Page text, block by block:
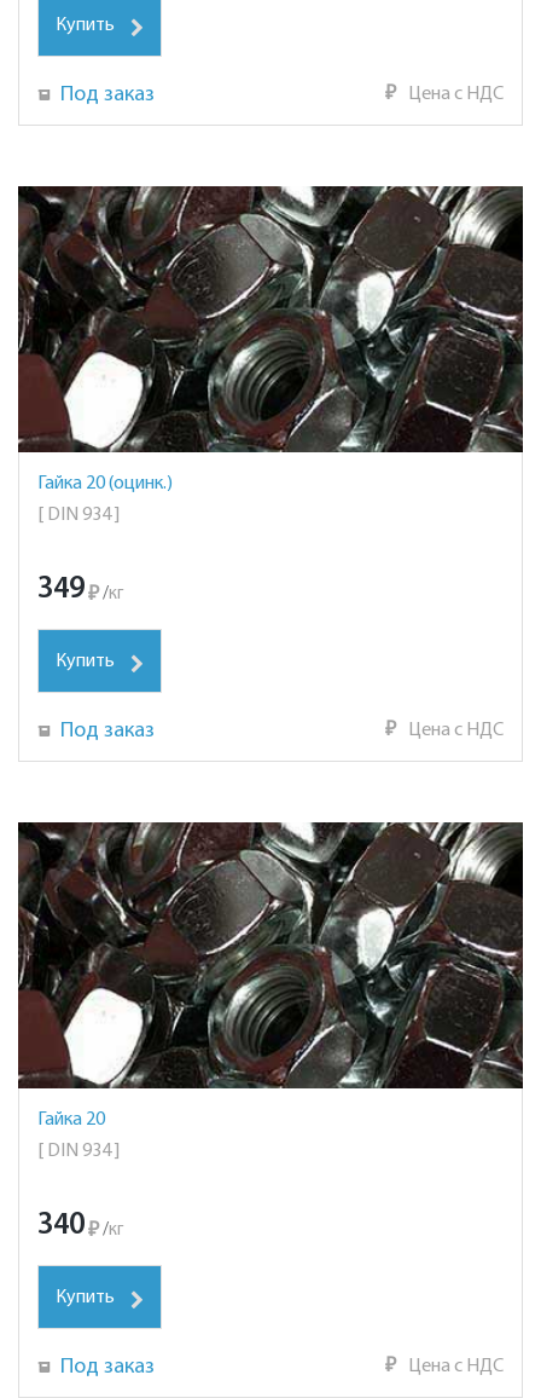
Купить
Под заказ ₽ Цена с НДС
Гайка 20 (оцинк.)
[ DIN 934 ]
349₽ /кг
Купить
Под заказ ₽ Цена с НДС
Гайка 20
[ DIN 934 ]
340₽ /кг
Купить
Под заказ ₽ Цена с НДС